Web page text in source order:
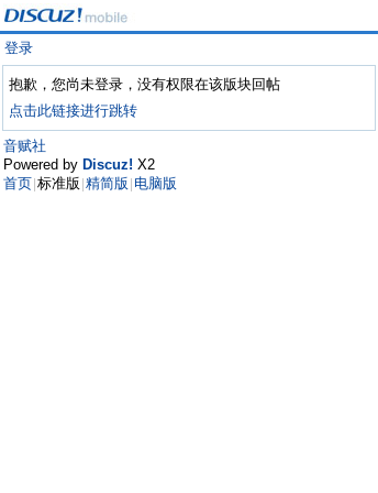
登录
抱歉，您尚未登录，没有权限在该版块回帖
点击此链接进行跳转
音赋社
Powered by Discuz! X2
首页 标准版 精简版 电脑版